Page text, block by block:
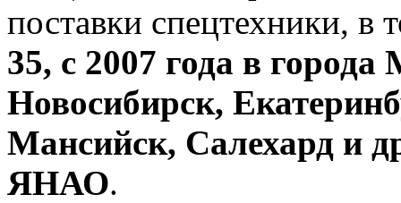
поставки спецтехники, в
35, с 2007 года в
Новосибирск,
Мансийск, Салехард и
ЯНАО.